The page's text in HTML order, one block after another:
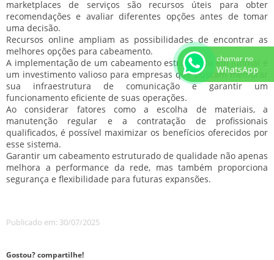
marketplaces de serviços são recursos úteis para obter
recomendações e avaliar diferentes opções antes de tomar
uma decisão.
Recursos online ampliam as possibilidades de encontrar as
melhores opções para cabeamento.
A implementação de um cabeamento estruturado em Jundiaí é
um investimento valioso para empresas que buscam melhorar
sua infraestrutura de comunicação e garantir um
funcionamento eficiente de suas operações.
Ao considerar fatores como a escolha de materiais, a
manutenção regular e a contratação de profissionais
qualificados, é possível maximizar os benefícios oferecidos por
esse sistema.
Garantir um cabeamento estruturado de qualidade não apenas
melhora a performance da rede, mas também proporciona
segurança e flexibilidade para futuras expansões.
Publicado em: 30/07/2025
Gostou? compartilhe!
chamar no
WhatsApp